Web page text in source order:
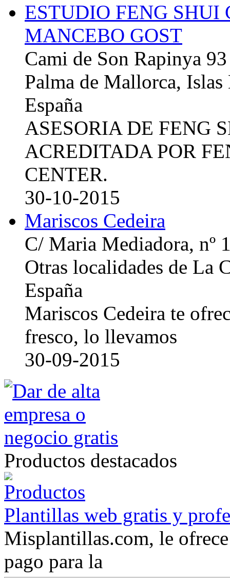
ESTUDIO FENG
MANCEBO GOST
Cami de Son Rapinya 93
Palma de Mallorca, Islas
España
ASESORIA DE FENG
ACREDITADA POR
CENTER.
30-10-2015
Mariscos Cedeira
C/ Maria Mediadora, nº
Otras localidades de La
España
Mariscos Cedeira te
fresco, lo llevamos
30-09-2015
Productos destacados
Plantillas web gratis y
Misplantillas.com, le
pago para la